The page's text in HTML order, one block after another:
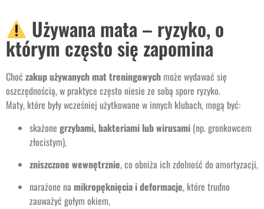
Używana mata – ryzyko, o
którym często się zapomina
Choć zakup używanych mat treningowych może wydawać się
oszczędnością, w praktyce często niesie ze sobą spore ryzyko.
Maty, które były wcześniej użytkowane w innych klubach, mogą być:
skażone grzybami, bakteriami lub wirusami (np. gronkowcem
złocistym),
zniszczone wewnętrznie, co obniża ich zdolność do amortyzacji,
narażone na mikropęknięcia i deformacje, które trudno
zauważyć gołym okiem,